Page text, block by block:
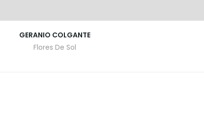
GERANIO COLGANTE
Flores De Sol